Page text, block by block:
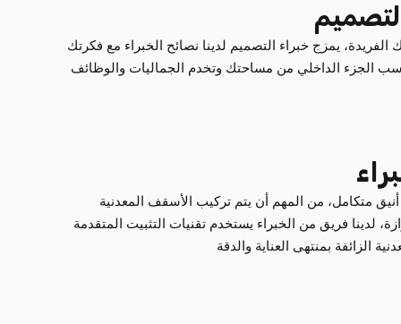
الفريدة، يمزج خبراء التصميم لدينا نصائح الخبراء مع فكرتك
الجزء الداخلي من مساحتك وتخدم الجماليات والوظائف
متكامل، من المهم أن يتم تركيب الأسقف المعدنية
لدينا فريق من الخبراء يستخدم تقنيات التثبيت المتقدمة
الزائفة بمنتهى العناية والدقة